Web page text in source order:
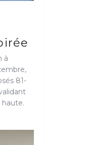
à
81-
haute.